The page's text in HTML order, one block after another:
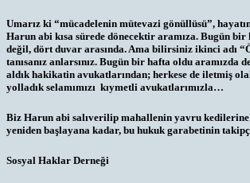
Umarız ki “mücadelenin mütevazi gönüllüsü”,
Harun abi kısa sürede dönecektir aramıza. Bugün bir
değil, dört duvar arasında. Ama bilirsiniz ikinci adı
tanısanız anlarsınız. Bugün bir hafta oldu aramızda
aldık hakikatin avukatlarından; herkese de iletmiş
yolladık selamımızı kıymetli avukatlarımızla…
Biz Harun abi salıverilip mahallenin yavru
yeniden başlayana kadar, bu hukuk garabetinin
Sosyal Haklar Derneği